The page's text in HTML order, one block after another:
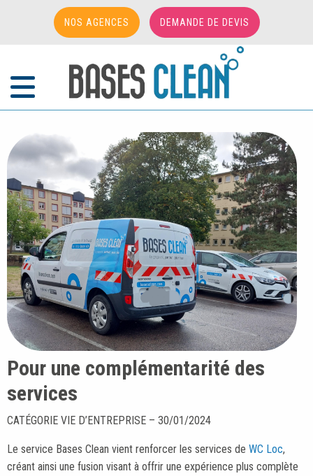
NOS AGENCES DEMANDE DE DEVIS
Accueil Actualités /WC LOC INTEGRE BASES CLEAN DANS SES
Pour une complémentarité des
services
CATÉGORIE VIE D’ENTREPRISE – 30/01/2024
Le service Bases Clean vient renforcer les services de WC Loc,
créant ainsi une fusion visant à offrir une expérience plus complète